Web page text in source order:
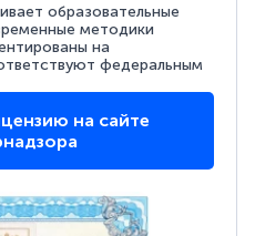
образовательные
методики
на
федеральным
на сайте